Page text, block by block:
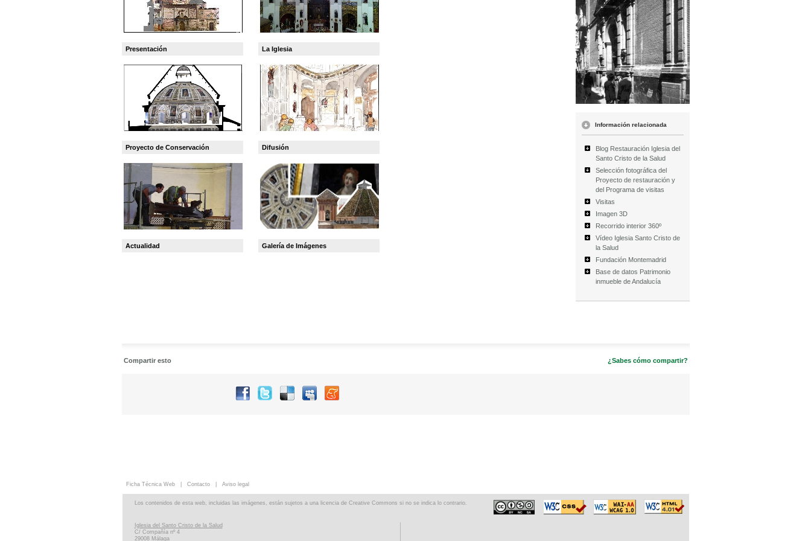
Presentación La Iglesia
Proyecto de Conservación Difusión
Actualidad Galería de Imágenes
Información relacionada
Blog Restauración Iglesia del
Santo Cristo de la Salud
Selección fotográfica del
Proyecto de restauración y
del Programa de visitas
Visitas
Imagen 3D
Recorrido interior 360º
Vídeo Iglesia Santo Cristo de
la Salud
Fundación Montemadrid
Base de datos Patrimonio
inmueble de Andalucía
Compartir esto ¿Sabes cómo compartir?
Ficha Técnica Web Contacto Aviso legal
Los contenidos de esta web, incluidas las imágenes, están sujetos a una licencia de Creative Commons si no se indica lo contrario.
Iglesia del Santo Cristo de la Salud
C/ Compañía nº 4
29008 Málaga